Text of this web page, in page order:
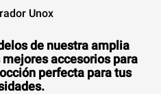
Unox
de nuestra amplia
accesorios para
perfecta para tus